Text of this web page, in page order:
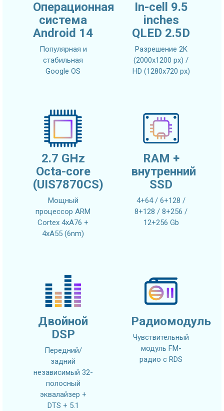
Операционная
система
Android 14
Популярная и
стабильная
Google OS
In-cell 9.5
inches
QLED 2.5D
Разрешение 2K
(2000x1200 px) /
HD (1280x720 px)
2.7 GHz
Octa-core
(UIS7870CS)
Мощный
процессор ARM
Cortex 4xA76 +
4xA55 (6nm)
RAM +
внутренний
SSD
4+64 / 6+128 /
8+128 / 8+256 /
12+256 Gb
Двойной
DSP
Передний/
задний
независимый 32-
полосный
эквалайзер +
DTS + 5.1
Радиомодуль
Чувствительный
модуль FM-
радио с RDS